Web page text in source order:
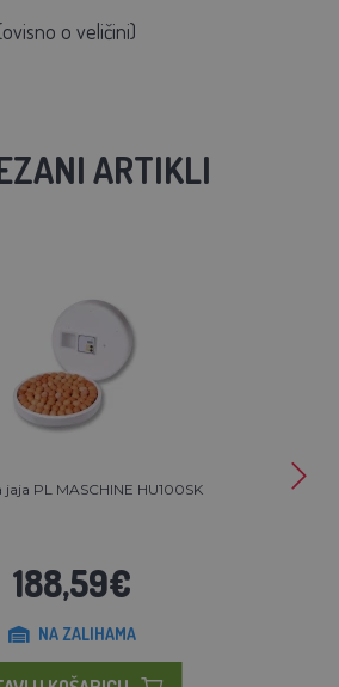
o veličini)
ARTIKLI
jaja PL MASCHINE HU100SK
188,59€
NA ZALIHAMA